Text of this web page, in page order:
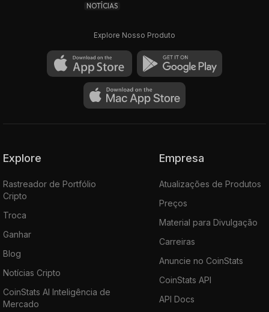
NOTÍCIAS
Explore Nosso Produto
Explore
Rastreador de Portfólio
Cripto
Troca
Ganhar
Blog
Notícias Cripto
CoinStats AI Inteligência de
Mercado
Empresa
Atualizações de Produtos
Preços
Material para Divulgação
Carreiras
Anuncie no CoinStats
CoinStats API
API Docs